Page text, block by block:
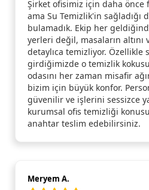
Şirket ofisimiz için daha önce
ama Su Temizlik'in sağladığı
bulamadık. Ekip her
yerleri değil, masaların
detaylıca temizliyor. Özellikle
girdiğimizde o temizlik
odasını her zaman misafir
bizim için büyük konfor.
güvenilir ve işlerini sessizce
kurumsal ofis temizliği
anahtar teslim edebilirsiniz.
Meryem A.